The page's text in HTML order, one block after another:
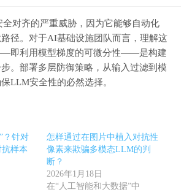
对齐的严重威胁，因为它能够自动化
径。对于AI基础设施团队而言，理解这
即利用模型梯度的可微分性——是构建
。部署多层防御策略，从输入过滤到模
LLM安全性的必然选择。
？针对
样本
怎样通过在图片中植入对抗性
像素来欺骗多模态LLM的判
断？
2026年1月18日
在“人工智能和大数据”中